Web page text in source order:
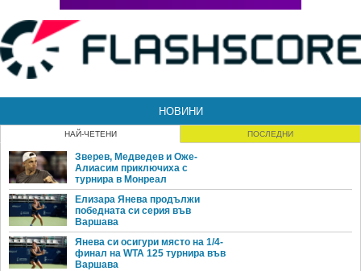
НОВИНИ
НАЙ-ЧЕТЕНИ ПОСЛЕДНИ
Зверев, Медведев и Оже-
Алиасим приключиха с
турнира в Монреал
Елизара Янева продължи
победната си серия във
Варшава
Янева си осигури място на 1/4-
финал на WTA 125 турнира във
Варшава